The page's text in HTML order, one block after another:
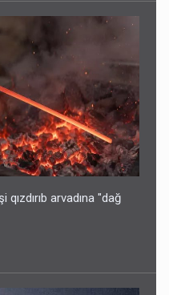
arvadına "dağ